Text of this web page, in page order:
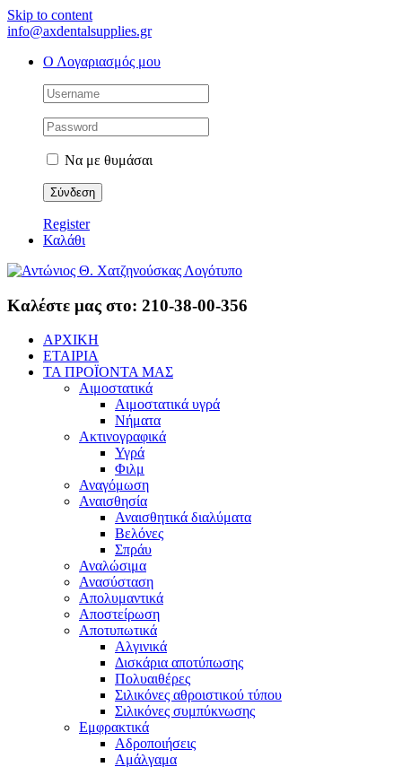
Skip to content
info@axdentalsupplies.gr
Ο Λογαριασμός μου
Να με θυμάσαι
Register
Καλάθι
Καλέστε μας στο: 210-38-00-356
ΑΡΧΙΚΗ
ΕΤΑΙΡΙΑ
ΤΑ ΠΡΟΪΟΝΤΑ ΜΑΣ
Αιμοστατικά
Αιμοστατικά υγρά
Νήματα
Ακτινογραφικά
Υγρά
Φιλμ
Αναγόμωση
Αναισθησία
Αναισθητικά διαλύματα
Βελόνες
Σπράυ
Αναλώσιμα
Ανασύσταση
Απολυμαντικά
Αποστείρωση
Αποτυπωτικά
Αλγινικά
Δισκάρια αποτύπωσης
Πολυαιθέρες
Σιλικόνες αθροιστικού τύπου
Σιλικόνες συμπύκνωσης
Εμφρακτικά
Αδροποιήσεις
Αμάλγαμα